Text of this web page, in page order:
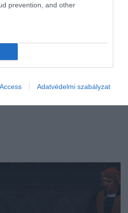
prevention, and other
Adatvédelmi szabályzat